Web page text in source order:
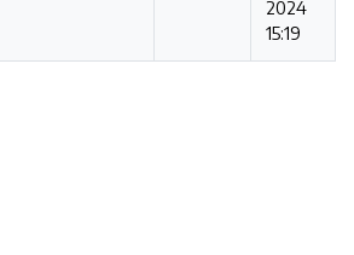
2024
15:19